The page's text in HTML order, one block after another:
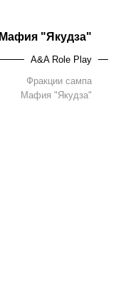
Мафия "Якудза"
A&A Role Play
Фракции сампа
Мафия "Якудза"